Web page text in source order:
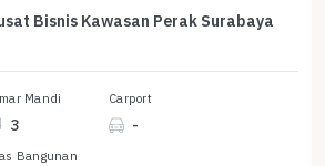
Bisnis Kawasan Perak Surabaya
Mandi
3
Carport
-
Bangunan